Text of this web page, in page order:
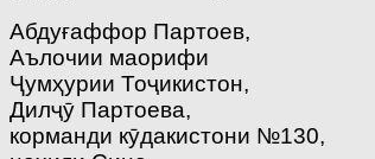
Абдуғаффор Партоев,
Аълочии маорифи
Ҷумҳурии Тоҷикистон,
Дилҷӯ Партоева,
корманди кӯдакистони №130,